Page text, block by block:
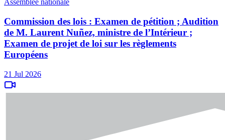
Assemblée nationale
Commission des lois : Examen de pétition ; Audition
de M. Laurent Nuñez, ministre de l’Intérieur ;
Examen de projet de loi sur les règlements
Européens
21 Jul 2026